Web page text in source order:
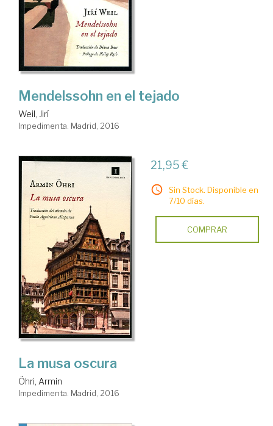
Mendelssohn en el tejado
Weil, Jirí
Impedimenta. Madrid, 2016
21,95 €
Sin Stock. Disponible en
7/10 días.
COMPRAR
La musa oscura
Öhri, Armin
Impedimenta. Madrid, 2016